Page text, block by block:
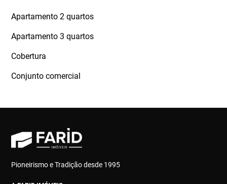
Apartamento 2 quartos
Apartamento 3 quartos
Cobertura
Conjunto comercial
Pioneirismo e Tradição desde 1995